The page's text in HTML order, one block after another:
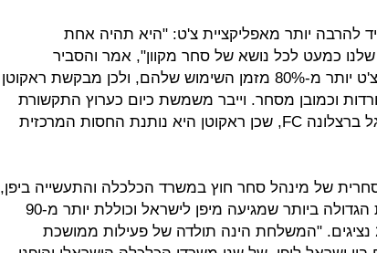
להרבה יותר מאפליקציית צ'ט: "היא תהיה אחת
כמעט לכל נושא של סחר מקוון", אמר והסביר
שגולשים מבלים ביישומי צ'ט יותר מ-80% מזמן השימוש שלהם, ולכן מבקשת ראקוטן
וכמובן מסחר. וייבר משמשת כיום כערוץ התקשורת
הרשמי של קבוצת הכדורגל ברצלונה FC, שכן ראקוטן היא נותנת החסות המרכזית
של מינהל סחר חוץ במשרד הכלכלה והתעשייה ביפן,
סיפרה שמדובר במשלחת הגדולה ביותר שמגיעה מיפן לישראל וכוללת יותר מ-90
חברות יפניות וכמעט 200 נציגים. "המשלחת הינה תולדה של פעילות ממושכת